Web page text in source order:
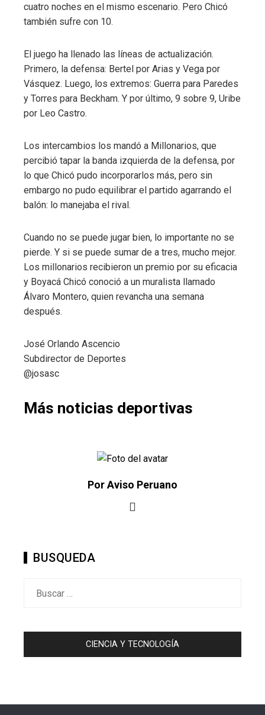
cuatro noches en el mismo escenario. Pero Chicó
también sufre con 10.
El juego ha llenado las líneas de actualización.
Primero, la defensa: Bertel por Arias y Vega por
Vásquez. Luego, los extremos: Guerra para Paredes
y Torres para Beckham. Y por último, 9 sobre 9, Uribe
por Leo Castro.
Los intercambios los mandó a Millonarios, que
percibió tapar la banda izquierda de la defensa, por
lo que Chicó pudo incorporarlos más, pero sin
embargo no pudo equilibrar el partido agarrando el
balón: lo manejaba el rival.
Cuando no se puede jugar bien, lo importante no se
pierde. Y si se puede sumar de a tres, mucho mejor.
Los millonarios recibieron un premio por su eficacia
y Boyacá Chicó conoció a un muralista llamado
Álvaro Montero, quien revancha una semana
después.
José Orlando Ascencio
Subdirector de Deportes
@josasc
Más noticias deportivas
Por Aviso Peruano
BUSQUEDA
CIENCIA Y TECNOLOGÍA